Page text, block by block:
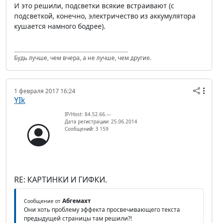
И это решили, подсветки всякие встраивают (с
подсветкой, конечно, электричество из аккумулятора
кушается намного бодрее).
Будь лучше, чем вчера, а не лучше, чем другие.
1 февраля 2017 16:24
YIk
IP/Host: 84.52.66.---
Дата регистрации: 25.06.2014
Сообщений: 3 159
RE: КАРТИНКИ И ГИФКИ.
Сообщение от Абгемахт
Они хоть проблему эффекта просвечивающего текста
предыдущей страницы там решили?!